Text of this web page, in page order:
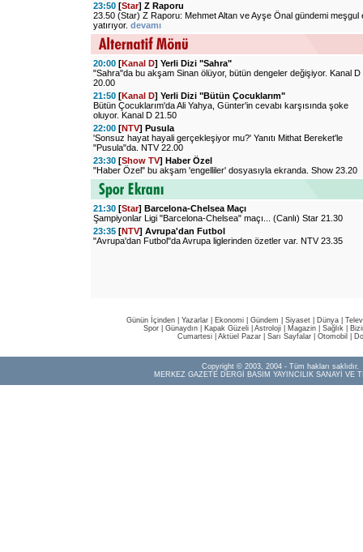
23:50 [Star] Z Raporu
23.50 (Star) Z Raporu: Mehmet Altan ve Ayşe Önal gündemi meşgul
yatırıyor. devamı
20:00 [Kanal D] Yerli Dizi "Sahra"
"Sahra"da bu akşam Sinan ölüyor, bütün dengeler değişiyor. Kanal D
20.00
21:50 [Kanal D] Yerli Dizi "Bütün Çocuklarım"
Bütün Çocuklarım'da Ali Yahya, Günter'in cevabı karşısında şoke
oluyor. Kanal D 21.50
22:00 [NTV] Pusula
'Sonsuz hayat hayali gerçekleşiyor mu?' Yanıtı Mithat Bereket'le
"Pusula"da. NTV 22.00
23:30 [Show TV] Haber Özel
"Haber Özel" bu akşam 'engelliler' dosyasıyla ekranda. Show 23.20
21:30 [Star] Barcelona-Chelsea Maçı
Şampiyonlar Ligi "Barcelona-Chelsea" maçı... (Canlı) Star 21.30
23:35 [NTV] Avrupa'dan Futbol
"Avrupa'dan Futbol"da Avrupa liglerinden özetler var. NTV 23.35
Günün İçinden Yazarlar Ekonomi Gündem Siyaset Dünya |
Spor
Günaydın Kapak Güzeli Astroloji Magazin Sağlık
Cumartesi| Aktüel Pazar| Sarı Sayfalar| Otomobil
Copyright © 2003, 2004 - Tüm hakları saklıdır.
MERKEZ GAZETE DERGİ BASIM YAYINCILIK SANAYİ VE